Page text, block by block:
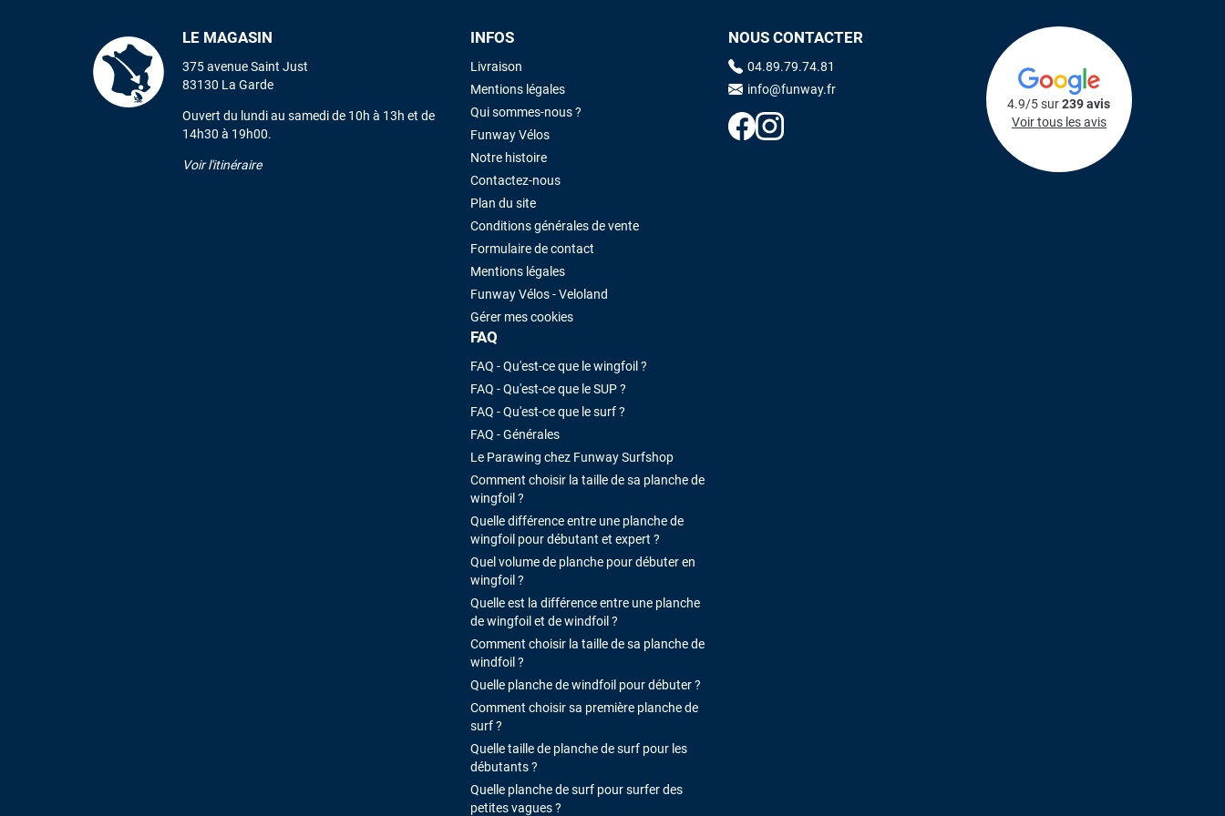
LE MAGASIN
375 avenue Saint Just
83130 La Garde
Ouvert du lundi au samedi de 10h à 13h et de
14h30 à 19h00.
Voir l'itinéraire
INFOS
Livraison
Mentions légales
Qui sommes-nous ?
Funway Vélos
Notre histoire
Contactez-nous
Plan du site
Conditions générales de vente
Formulaire de contact
Mentions légales
Funway Vélos - Veloland
Gérer mes cookies
FAQ
FAQ - Qu'est-ce que le wingfoil ?
FAQ - Qu'est-ce que le SUP ?
FAQ - Qu'est-ce que le surf ?
FAQ - Générales
Le Parawing chez Funway Surfshop
Comment choisir la taille de sa planche de
wingfoil ?
Quelle différence entre une planche de
wingfoil pour débutant et expert ?
Quel volume de planche pour débuter en
wingfoil ?
Quelle est la différence entre une planche
de wingfoil et de windfoil ?
Comment choisir la taille de sa planche de
windfoil ?
Quelle planche de windfoil pour débuter ?
Comment choisir sa première planche de
surf ?
Quelle taille de planche de surf pour les
débutants ?
Quelle planche de surf pour surfer des
petites vagues ?
NOUS CONTACTER
04.89.79.74.81
info@funway.fr
4.9/5 sur239 avis
Voir tous les avis
Maronui RICHMOND
il y a 3 mois
J'ai acheté une voile d'occasion depuis Tahiti. Super service. L'envoi a
été rapide. La voile est arrivée en super état. Mauruuru roa.
VOIR TOUS LES AVIS